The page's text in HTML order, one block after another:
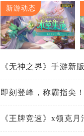
新游动态
《无神之界》手游新
即刻登峰，称霸指尖
《王牌竞速》x领克